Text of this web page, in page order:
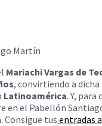
Martín
Mariachi Vargas de
, convirtiendo a
Latinoamérica. Y,
en el Pabellón
Consigue tus entradas